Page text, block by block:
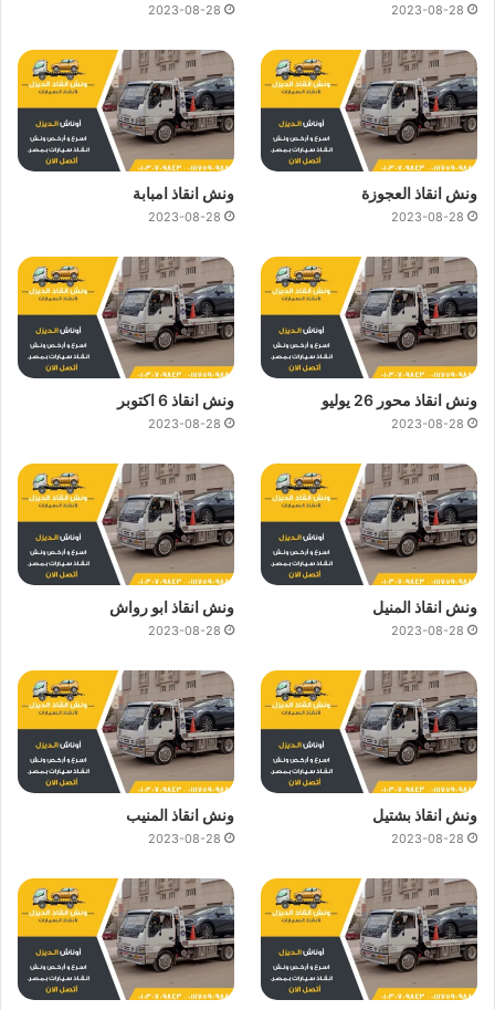
2023-08-28
2023-08-28
ونش انقاذ العجوزة
2023-08-28
ونش انقاذ امبابة
2023-08-28
ونش انقاذ محور 26 يوليو
2023-08-28
ونش انقاذ 6 اكتوبر
2023-08-28
ونش انقاذ المنيل
2023-08-28
ونش انقاذ ابو رواش
2023-08-28
ونش انقاذ بشتيل
2023-08-28
ونش انقاذ المنيب
2023-08-28